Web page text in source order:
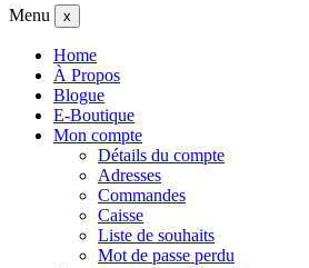
Menu x
Home
À Propos
Blogue
E-Boutique
Mon compte
Détails du compte
Adresses
Commandes
Caisse
Liste de souhaits
Mot de passe perdu